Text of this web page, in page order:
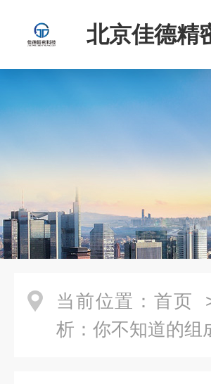
北京佳德精
当前位置： 首页
析：你不知道的组